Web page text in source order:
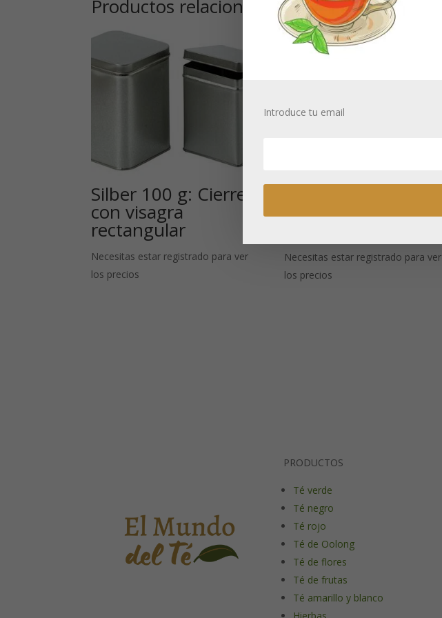
Productos relacionados
Silber 100 g: Cierre
con visagra
rectangular
Necesitas estar registrado para ver
los precios
Ajok 250 g:cierre
Necesitas estar registrado para ver
los precios
PRODUCTOS
Té verde
Té negro
Té rojo
Té de Oolong
Té de flores
Té de frutas
Té amarillo y blanco
Introduce tu email